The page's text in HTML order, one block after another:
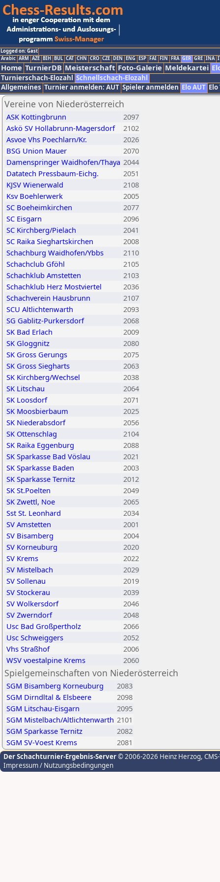
Logged on: Gast
Arabic ARM AZE BIH BUL CAT CHN CRO CZE DEN ENG ESP FAI FIN FRA GER GRE INA
Home TurnierDB Meisterschaft Foto-Galerie Meldekartei
Turnierschach-Elozahl Schnellschach-Elozahl
Allgemeines Turnier anmelden: AUT Spieler anmelden Elo AUT
Vereine von Niederösterreich
ASK Kottingbrunn
2097
Askö SV Hollabrunn-Magersdorf
2102
Asvoe Vhs Poechlarn/Kr.
2026
BSG Union Mauer
2070
Damenspringer Waidhofen/Thaya 2044
Datatech Pressbaum-Eichg.
2051
KJSV Wienerwald
2108
Ksv Boehlerwerk
2005
SC Boeheimkirchen
2077
SC Eisgarn
2096
SC Kirchberg/Pielach
2041
SC Raika Sieghartskirchen
2008
Schachburg Waidhofen/Ybbs
2110
Schachclub Gföhl
2105
Schachklub Amstetten
2103
Schachklub Herz Mostviertel
2036
Schachverein Hausbrunn
2107
SCU Altlichtenwarth
2093
SG Gablitz-Purkersdorf
2068
SK Bad Erlach
2009
SK Gloggnitz
2080
SK Gross Gerungs
2075
SK Gross Siegharts
2063
SK Kirchberg/Wechsel
2038
SK Litschau
2064
SK Loosdorf
2071
SK Moosbierbaum
2025
SK Niederabsdorf
2056
SK Ottenschlag
2104
SK Raika Eggenburg
2088
SK Sparkasse Bad Vöslau
2021
SK Sparkasse Baden
2003
SK Sparkasse Ternitz
2012
SK St.Poelten
2049
SK Zwettl, Noe
2065
Sst St. Leonhard
2034
SV Amstetten
2001
SV Bisamberg
2004
SV Korneuburg
2020
SV Krems
2022
SV Mistelbach
2029
SV Sollenau
2019
SV Stockerau
2039
SV Wolkersdorf
2046
SV Zwerndorf
2048
Usc Bad Großpertholz
2066
Usc Schweiggers
2052
Vhs Straßhof
2006
WSV voestalpine Krems
2060
Spielgemeinschaften von Niederösterreich
SGM Bisamberg Korneuburg
2083
SGM Dirndltal & Elsbeere
2098
SGM Litschau-Eisgarn
2095
SGM Mistelbach/Altlichtenwarth 2101
SGM Sparkasse Ternitz
2082
SGM SV-Voest Krems
2081
Der Schachturnier-Ergebnis-Server© 2006-2026 Heinz Herzog,
Impressum / Nutzungsbedingungen